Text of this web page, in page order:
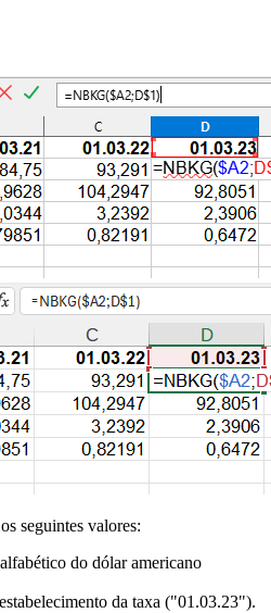
seguintes valores:
do dólar americano
da taxa ("01.03.23").